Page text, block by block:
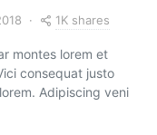
1K shares
montes lorem et
consequat justo
Adipiscing veni